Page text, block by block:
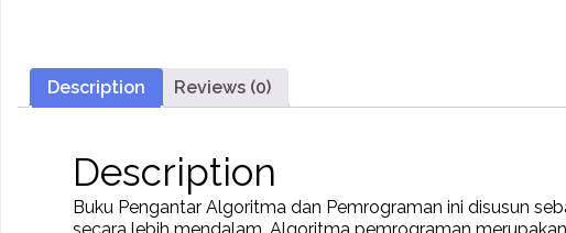
Description Reviews (0)
Description
Buku Pengantar Algoritma dan Pemrograman ini disusun